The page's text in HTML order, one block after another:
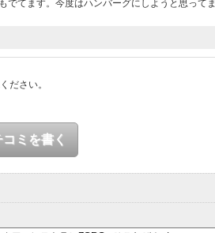
でてます。今度はハンバーグにしようと思って
ださい。
ミを書く